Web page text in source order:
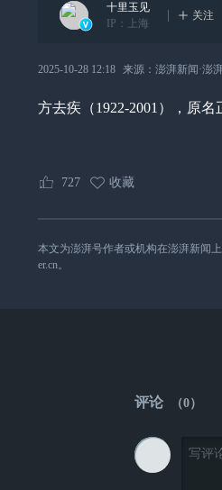
十里玉见
IP：
上海
关注
2025-10-28 12:18 来源： 澎湃新闻·澎
方去疾（1922-2001），原
727 收藏
本文为澎湃号作者或机构在澎湃新闻
er.cn。
评论 （0）